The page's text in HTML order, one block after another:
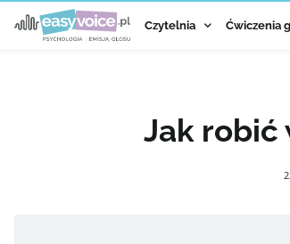
Czytelnia Ćwiczenia
Jak robić